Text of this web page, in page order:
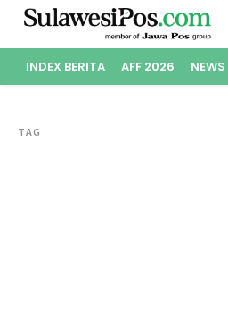
INDEX BERITA AFF 2026 NEWS
TAG